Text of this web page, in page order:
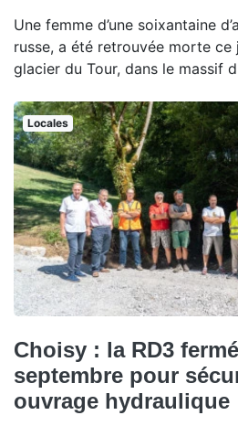
Une femme d’une soixantaine
russe, a été retrouvée morte
glacier du Tour, dans le massif
Locales
Choisy : la RD3
septembre pour
ouvrage hydraulique